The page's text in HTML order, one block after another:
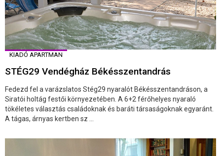
KIADÓ APARTMAN
STÉG29 Vendégház Békésszentandrás
Fedezd fel a varázslatos Stég29 nyaralót Békésszentandráson, a
Siratói holtág festői környezetében. A 6+2 férőhelyes nyaraló
tökéletes választás családoknak és baráti társaságoknak egyaránt.
A tágas, árnyas kertben sz ...